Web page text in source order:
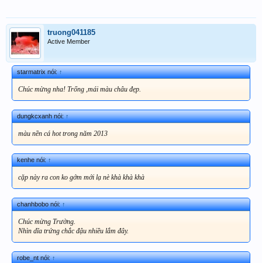
truong041185
Active Member
starmatrix nói:↑
Chúc mừng nha! Trống ,mái màu châu đẹp.
dungkcxanh nói:↑
màu nền cá hot trong năm 2013
kenhe nói:↑
cặp này ra con ko gớm mới lạ nè khà khà khà
chanhbobo nói:↑
Chúc mừng Trường.
Nhìn dĩa trứng chắc đậu nhiều lắm đây.
robe_nt nói:↑